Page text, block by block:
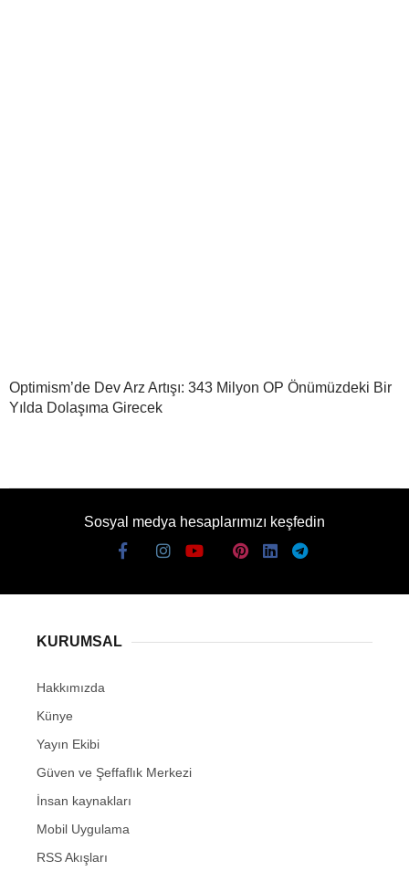
Optimism’de Dev Arz Artışı: 343 Milyon OP Önümüzdeki Bir
Yılda Dolaşıma Girecek
Sosyal medya hesaplarımızı keşfedin
KURUMSAL
Hakkımızda
Künye
Yayın Ekibi
Güven ve Şeffaflık Merkezi
İnsan kaynakları
Mobil Uygulama
RSS Akışları